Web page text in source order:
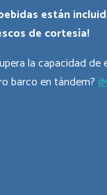
están
de cortesía!
la capacidad de
barco en tándem?